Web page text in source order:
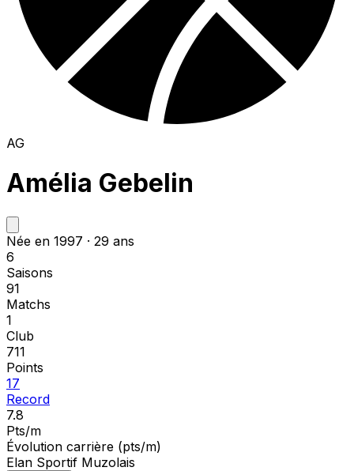
AG
Amélia Gebelin
Née en 1997 · 29 ans
6
Saisons
91
Matchs
1
Club
711
Points
17
Record
7.8
Pts/m
Évolution carrière (pts/m)
Elan Sportif Muzolais